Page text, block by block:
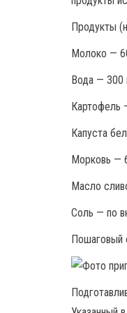
Продукты
Молоко —
Вода — 300
Картофель
Капуста
Морковь —
Масло
Соль — по
Пошаговый